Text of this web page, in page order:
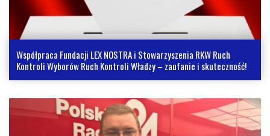
Współpraca Fundacji LEX NOSTRA i Stowarzyszenia RKW Ruch
Kontroli Wyborów Ruch Kontroli Władzy – zaufanie i skuteczność!